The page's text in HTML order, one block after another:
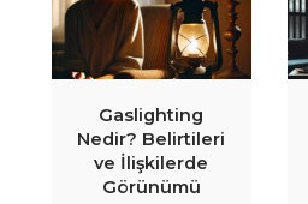
Gaslighting
Nedir? Belirtileri
ve İlişkilerde
Görünümü